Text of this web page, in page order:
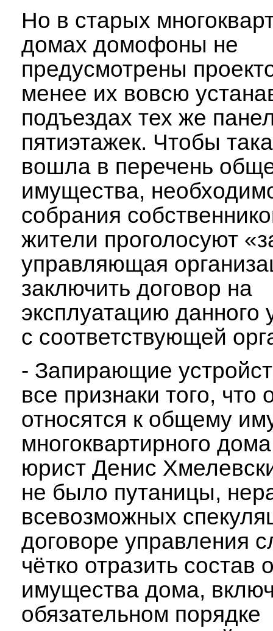
Но в старых
домах домофоны не
предусмотрены
менее их вовсю
подъездах тех же
пятиэтажек. Чтобы
вошла в перечень
имущества,
собрания
жители проголосуют
управляющая
заключить договор на
эксплуатацию данного
с соответствующей
- Запирающие
все признаки того, что
относятся к общему
многоквартирного
юрист Денис
не было путаницы,
всевозможных
договоре управления
чётко отразить состав
имущества дома,
обязательном порядке